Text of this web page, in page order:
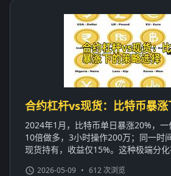
合约杠杆vs现货：比特币暴
2024年1月，比特币单日暴涨20%，
10倍做多，3小时操作200万；同一时
现货持有，收益仅15%。这种极端分
2026-05-09 • 612 次浏览